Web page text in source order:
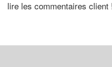
lire les commentaires client !